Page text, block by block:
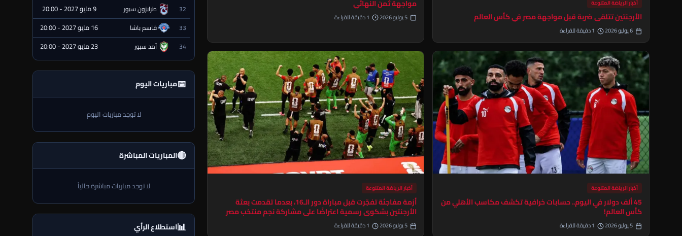
أخبار الرياضة المتنوعة
الأرجنتين تتلقى ضربة قبل مواجهة مصر في كأس العالم
مواجهة ثمن النهائي
أخبار الرياضة المتنوعة
45 ألف دولار في اليوم.. حسابات خرافية تكشف مكاسب الأهلي من
كأس العالم!
أخبار الرياضة المتنوعة
أزمة مفاجئة تفجّرت قبل مباراة دور الـ16، بعدما تقدمت بعثة
الأرجنتين بشكوى رسمية اعتراضًا على مشاركة نجم منتخب مصر
32 طرابزون سبور 9 مايو 2027 - 20:00
33 قاسم باشا 16 مايو 2027 - 20:00
34 آمد سبور 23 مايو 2027 - 20:00
📅مباريات اليوم
لا توجد مباريات اليوم
🔴المباريات المباشرة
لا توجد مباريات مباشرة حالياً
📊استطلاع الرأي